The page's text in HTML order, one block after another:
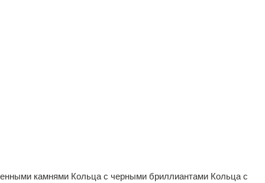
камнями Кольца с черными бриллиантами Кольца с